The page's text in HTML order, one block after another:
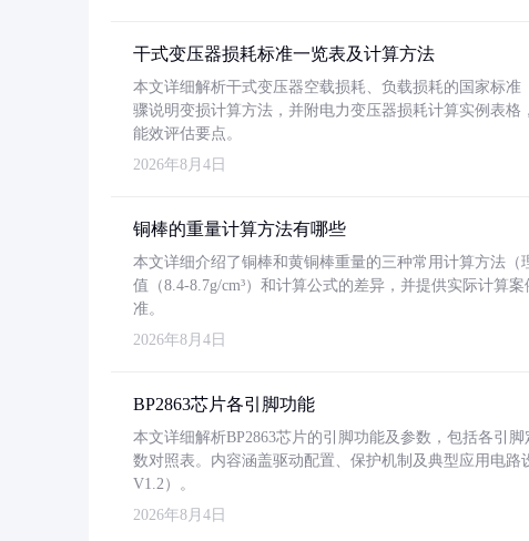
干式变压器损耗标准一览表及计算方法
本文详细解析干式变压器空载损耗、负载损耗的国家标准
骤说明变损计算方法，并附电力变压器损耗计算实例表格
能效评估要点。
2026年8月4日
铜棒的重量计算方法有哪些
本文详细介绍了铜棒和黄铜棒重量的三种常用计算方法
值（8.4-8.7g/cm³）和计算公式的差异，并提供实际计算
准。
2026年8月4日
BP2863芯片各引脚功能
本文详细解析BP2863芯片的引脚功能及参数，包括各引
数对照表。内容涵盖驱动配置、保护机制及典型应用电
V1.2）。
2026年8月4日